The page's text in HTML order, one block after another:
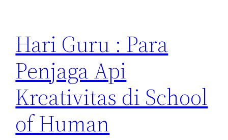
Hari Guru : Para
Penjaga Api
Kreativitas di School
of Human